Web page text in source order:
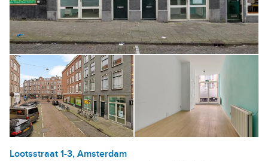
Lootsstraat 1-3, Amsterdam